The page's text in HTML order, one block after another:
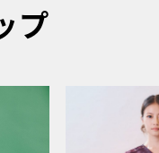
プ